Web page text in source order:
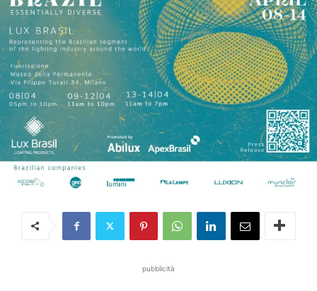
pubblicità